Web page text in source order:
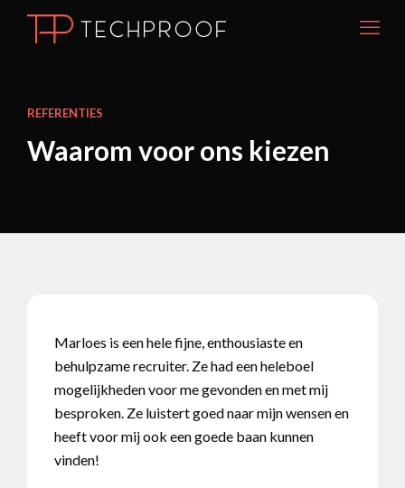
REFERENTIES
Waarom voor ons kiezen
Marloes is een hele fijne, enthousiaste en
behulpzame recruiter. Ze had een heleboel
mogelijkheden voor me gevonden en met mij
besproken. Ze luistert goed naar mijn wensen en
heeft voor mij ook een goede baan kunnen
vinden!